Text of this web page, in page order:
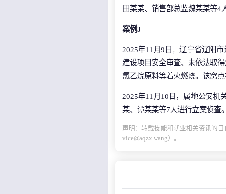
田某某、销售部总监魏某某等4
案例3
2025年11月9日，辽宁省辽阳
建设项目安全审查、未依法取
氯乙烷原料等着火燃烧。该窝点
2025年11月10日，属地公安机
某、谭某某等7人进行立案侦查。
声明：转载技能和就业相关资讯的
vice@aqzx.wang）。